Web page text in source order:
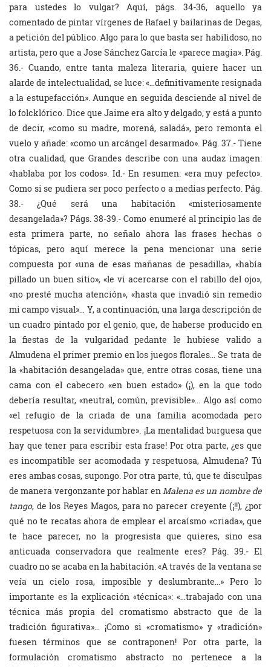
para ustedes lo vulgar? Aquí, págs. 34-36, aquello ya
comentado de pintar vírgenes de Rafael y bailarinas de Degas,
a petición del público. Algo para lo que basta ser habilidoso, no
artista, pero que a Jose Sánchez García le «parece magia». Pág.
36.- Cuando, entre tanta maleza literaria, quiere hacer un
alarde de intelectualidad, se luce: «…definitivamente resignada
a la estupefacción». Aunque en seguida desciende al nivel de
lo folcklórico. Dice que Jaime era alto y delgado, y está a punto
de decir, «como su madre, morená, saladá», pero remonta el
vuelo y añade: «como un arcángel desarmado». Pág. 37.- Tiene
otra cualidad, que Grandes describe con una audaz imagen:
«hablaba por los codos». Id.- En resumen: «era muy pefecto».
Como si se pudiera ser poco perfecto o a medias perfecto. Pág.
38.- ¿Qué será una habitación «misteriosamente
desangelada»? Págs. 38-39.- Como enumeré al principio las de
esta primera parte, no señalo ahora las frases hechas o
tópicas, pero aquí merece la pena mencionar una serie
compuesta por «una de esas mañanas de pesadilla», «había
pillado un buen sitio», «le vi acercarse con el rabillo del ojo»,
«no presté mucha atención», «hasta que invadió sin remedio
mi campo visual»… Y, a continuación, una larga descripción de
un cuadro pintado por el genio, que, de haberse producido en
la fiestas de la vulgaridad pedante le hubiese valido a
Almudena el primer premio en los juegos florales… Se trata de
la «habitación desangelada» que, entre otras cosas, tiene una
cama con el cabecero «en buen estado» (¡), en la que todo
debería resultar, «neutral, común, previsible»… Algo así como
«el refugio de la criada de una familia acomodada pero
respetuosa con la servidumbre». ¡La mentalidad burguesa que
hay que tener para escribir esta frase! Por otra parte, ¿es que
es incompatible ser acomodada y respetuosa, Almudena? Tú
eres ambas cosas, supongo. Por otra parte, tú, que te disculpas
de manera vergonzante por hablar en Malena es un nombre de
tango, de los Reyes Magos, para no parecer creyente (¡!!), ¿por
qué no te recatas ahora de emplear el arcaísmo «criada», que
te hace parecer, no la progresista que quieres, sino esa
anticuada conservadora que realmente eres? Pág. 39.- El
cuadro no se acaba en la habitación. «A través de la ventana se
veía un cielo rosa, imposible y deslumbrante…» Pero lo
importante es la explicación «técnica»: «…trabajado con una
técnica más propia del cromatismo abstracto que de la
tradición figurativa»… ¡Como si «cromatismo» y «tradición»
fuesen términos que se contraponen! Por otra parte, la
formulación cromatismo abstracto no pertenece a la